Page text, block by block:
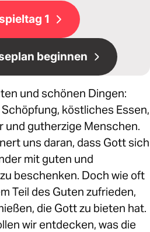
1
beginnen
und schönen Dingen:
köstliches Essen,
und gutherzige Menschen.
uns daran, dass Gott sich
mit guten und
beschenken. Doch wie oft
Teil des Guten zufrieden,
die Gott zu bieten hat.
wir entdecken, was die